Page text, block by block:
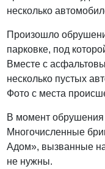
несколько
Произошло
парковке, под
Вместе с
несколько пустых
Фото с места
В момент
Многочисленные
Адом», вызванные
не нужны.